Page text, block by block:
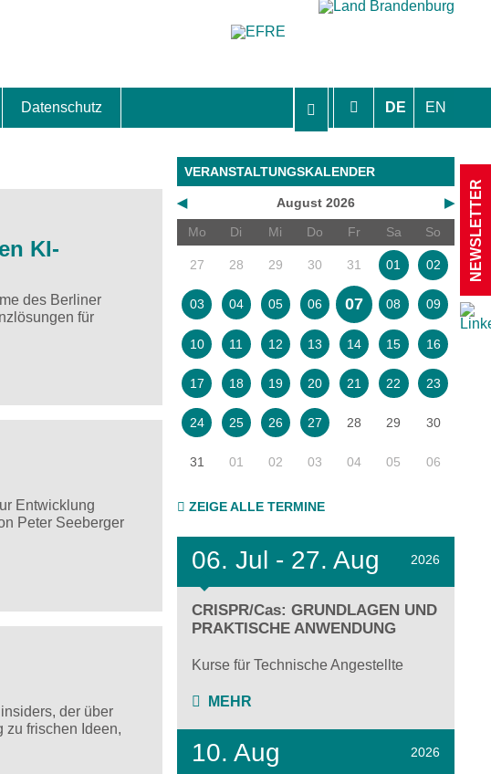
DE EN
Datenschutz
KI-
des Berliner
für
Entwicklung
Peter Seeberger
der über
zu frischen Ideen,
VERANSTALTUNGSKALENDER
◀ ▶
August 2026
Mo
Di Mi Do Fr Sa So
27 28 29 30 31 01 02
03 04 05 06 07 08 09
10 11 12 13 14 15 16
17 18 19 20 21 22 23
24 25 26 27 28 29 30
31 01 02 03 04 05 06
ZEIGE ALLE TERMINE
06. Jul - 27. Aug 2026
CRISPR/Cas: GRUNDLAGEN UND
PRAKTISCHE ANWENDUNG
Kurse für Technische Angestellte
MEHR
10. Aug 2026
NEWSLETTER